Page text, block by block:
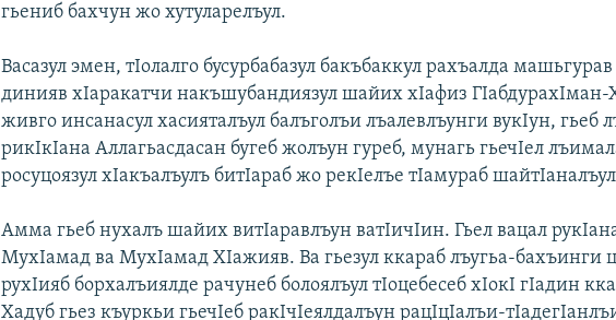
гьениб бахчун жо хутуларелъул.
Васазул эмен, тIолалго бусурбабазул бакъбаккул рахъалда
динияв хIаракатчи накъшубандиязул шайих хIафиз
живго инсанасул хасияталъул балъголъи лъалевлъунги вукIун, гьеб
рикIкIана Аллагьасдасан бугеб жолъун гуреб, мунагь гьечIел
росуцоязул хIакъалъулъ битIараб жо рекIелъе тIамураб
Амма гьеб нухалъ шайих витIаравлъун ватIичIин. Гьел вацал
МухIамад ва МухIамад ХIажияв. Ва гьезул ккараб лъугьа-бахъинги
рухIияб борхалъиялде рачунеб болоялъул тIоцебесеб хIокI гIадин
Хадуб гьез къуркьи гьечIеб ракIчIеялдалъун рацIцIалъи-